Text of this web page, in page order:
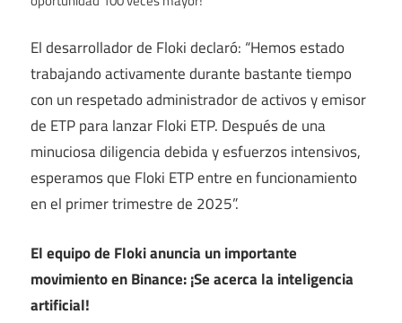
El desarrollador de Floki declaró: “Hemos estado
trabajando activamente durante bastante tiempo
con un respetado administrador de activos y emisor
de ETP para lanzar Floki ETP. Después de una
minuciosa diligencia debida y esfuerzos intensivos,
esperamos que Floki ETP entre en funcionamiento
en el primer trimestre de 2025”.
El equipo de Floki anuncia un importante
movimiento en Binance: ¡Se acerca la inteligencia
artificial!